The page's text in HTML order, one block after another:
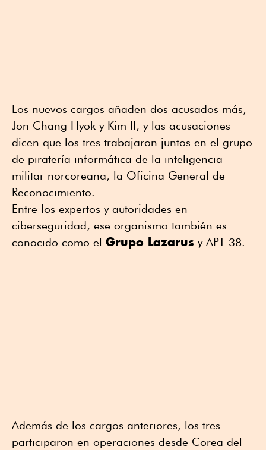
Los nuevos cargos añaden dos acusados más,
Jon Chang Hyok y Kim Il, y las acusaciones
dicen que los tres trabajaron juntos en el grupo
de piratería informática de la inteligencia
militar norcoreana, la Oficina General de
Reconocimiento.
Entre los expertos y autoridades en
ciberseguridad, ese organismo también es
conocido como el Grupo Lazarus y APT 38.
Además de los cargos anteriores, los tres
participaron en operaciones desde Corea del